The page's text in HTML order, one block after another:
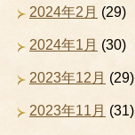
2024年2月 (29)
2024年1月 (30)
2023年12月 (29)
2023年11月 (31)